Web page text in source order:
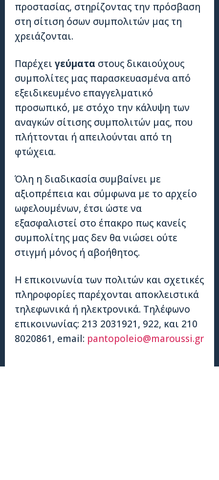
προστασίας, στηρίζοντας την πρόσβαση
στη σίτιση όσων συμπολιτών μας τη
χρειάζονται.
Παρέχει γεύματα στους δικαιούχους
συμπολίτες μας παρασκευασμένα από
εξειδικευμένο επαγγελματικό
προσωπικό, με στόχο την κάλυψη των
αναγκών σίτισης συμπολιτών μας, που
πλήττονται ή απειλούνται από τη
φτώχεια.
Όλη η διαδικασία συμβαίνει με
αξιοπρέπεια και σύμφωνα με το αρχείο
ωφελουμένων, έτσι ώστε να
εξασφαλιστεί στο έπακρο πως κανείς
συμπολίτης μας δεν θα νιώσει ούτε
στιγμή μόνος ή αβοήθητος.
Η επικοινωνία των πολιτών και σχετικές
πληροφορίες παρέχονται αποκλειστικά
τηλεφωνικά ή ηλεκτρονικά. Τηλέφωνο
επικοινωνίας: 213 2031921, 922, και 210
8020861, email: pantopoleio@maroussi.gr